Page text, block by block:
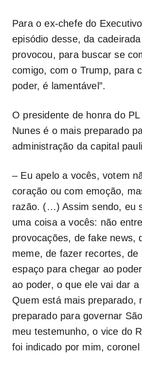
Para o ex-chefe do
episódio desse, da
provocou, para buscar se
comigo, com o Trump, para
poder, é lamentável”.
O presidente de honra do
Nunes é o mais preparado
administração da capital
– Eu apelo a vocês, votem
coração ou com emoção,
razão. (…) Assim sendo, eu
uma coisa a vocês: não
provocações, de fake news,
meme, de fazer recortes, de
espaço para chegar ao
ao poder, o que ele vai dar
Quem está mais preparado,
preparado para governar
meu testemunho, o vice do
foi indicado por mim, coronel